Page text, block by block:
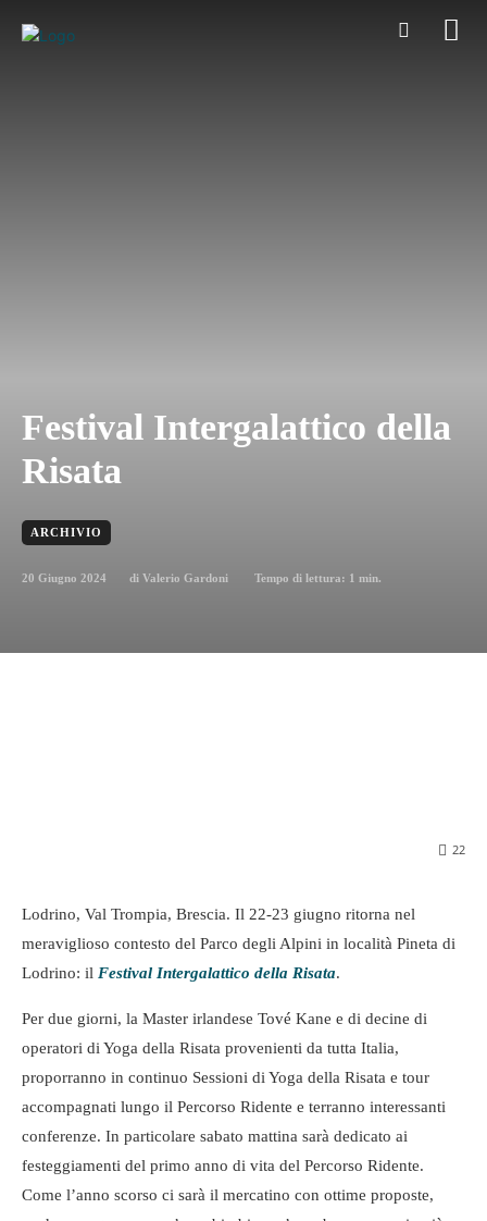
Festival Intergalattico della
Risata
ARCHIVIO
20 Giugno 2024 di Valerio Gardoni Tempo di lettura: 1 min.
22
Lodrino, Val Trompia, Brescia. Il 22-23 giugno ritorna nel
meraviglioso contesto del Parco degli Alpini in località Pineta di
Lodrino: il Festival Intergalattico della Risata.
Per due giorni, la Master irlandese Tové Kane e di decine di
operatori di Yoga della Risata provenienti da tutta Italia,
proporranno in continuo Sessioni di Yoga della Risata e tour
accompagnati lungo il Percorso Ridente e terranno interessanti
conferenze. In particolare sabato mattina sarà dedicato ai
festeggiamenti del primo anno di vita del Percorso Ridente.
Come l’anno scorso ci sarà il mercatino con ottime proposte,